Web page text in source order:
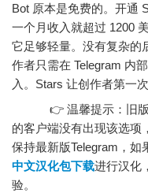
Bot 原本是免费的。开通
一个月收入就超过 1200
它足够轻量。没有复杂的
作者只需在 Telegram 内
入。Stars 让创作者第一
👉 温馨提示：旧版本
的客户端没有出现该选项
保持最新版Telegram，如
中文汉化包下载进行汉化
验。